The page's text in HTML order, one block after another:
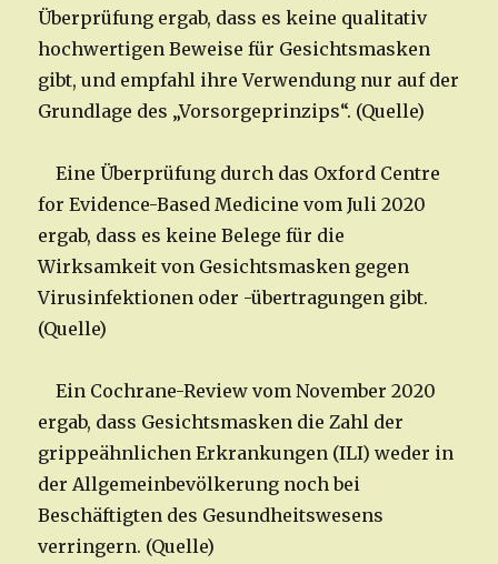
Überprüfung ergab, dass es keine qualitativ
hochwertigen Beweise für Gesichtsmasken
gibt, und empfahl ihre Verwendung nur auf der
Grundlage des „Vorsorgeprinzips“. (Quelle)
Eine Überprüfung durch das Oxford Centre
for Evidence-Based Medicine vom Juli 2020
ergab, dass es keine Belege für die
Wirksamkeit von Gesichtsmasken gegen
Virusinfektionen oder -übertragungen gibt.
(Quelle)
Ein Cochrane-Review vom November 2020
ergab, dass Gesichtsmasken die Zahl der
grippeähnlichen Erkrankungen (ILI) weder in
der Allgemeinbevölkerung noch bei
Beschäftigten des Gesundheitswesens
verringern. (Quelle)